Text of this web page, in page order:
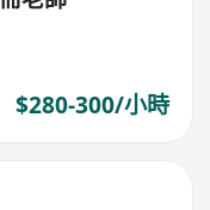
$280-300/小時